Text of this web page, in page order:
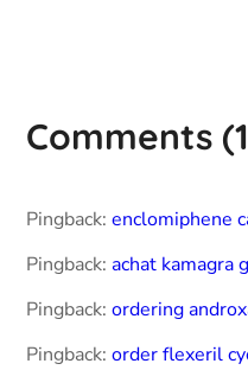
Comments
Pingback:enclomiphene
Pingback:achat kamagra
Pingback:ordering
Pingback:order flexeril